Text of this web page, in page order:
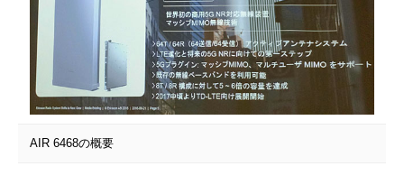
AIR 6468の概要